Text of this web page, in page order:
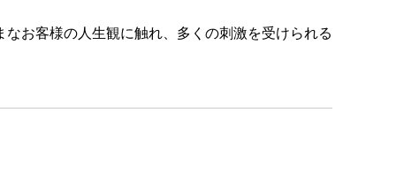
お客様の人生観に触れ、多くの刺激を受けられる